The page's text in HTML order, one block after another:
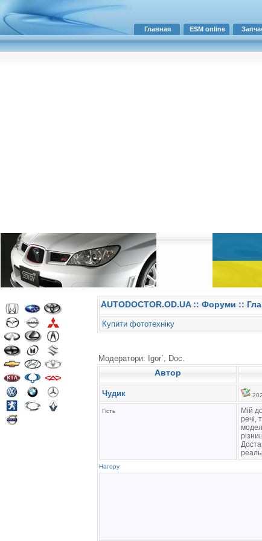
Главная ESM online
AUTODOCTOR.OD.UA:: Форуми ::
Купити фототехніку
Модератори: Igor`, Doc.
Автор
Чудик
Гість Мій
речі,
Нагору